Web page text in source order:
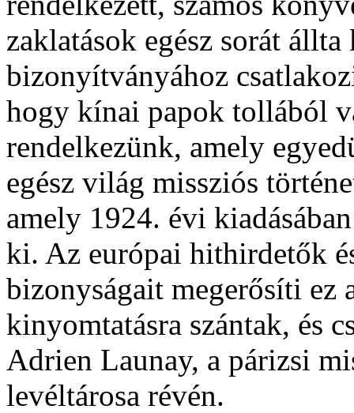
zaklatások egész sorát
bizonyítványához
hogy kínai papok tollából
rendelkezünk, amely
egész világ missziós
amely 1924. évi
ki. Az európai hithirdetők
bizonyságait megerősíti ez
kinyomtatásra szántak, és
Adrien Launay, a párizsi
levéltárosa révén.